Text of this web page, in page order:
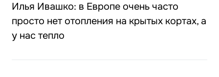
Илья Ивашко: в Европе очень часто
просто нет отопления на крытых кортах, а
у нас тепло